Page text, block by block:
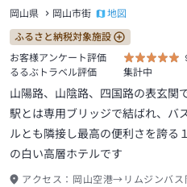
岡山県 岡山市街 地図
ふるさと納税対象施設
お客様アンケート評価
るるぶトラベル評価
集計中
山陽路、山陰路、四国路の表玄関
駅とは専用ブリッジで結ばれ、バ
ルとも隣接し最高の便利さを誇る
の白い高層ホテルです
アクセス： 岡山空港→リムジンバス